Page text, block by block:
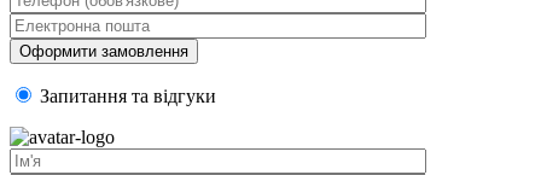
Запитання та вiдгуки